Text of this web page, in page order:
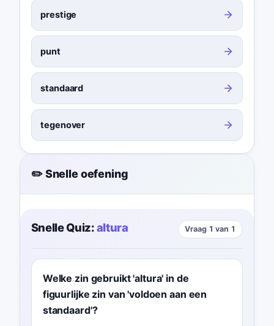
prestige
punt
standaard
tegenover
✏️ Snelle oefening
Snelle Quiz:altura Vraag 1 van 1
Welke zin gebruikt 'altura' in de
figuurlijke zin van 'voldoen aan een
standaard'?